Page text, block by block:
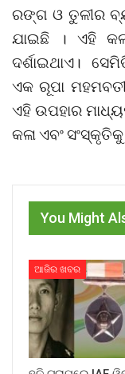
ରଙ୍ଗ ଓ ତୁଳୀର
ଯାଇଛି । ଏହି
ଦର୍ଶାଇଥାଏ।
ଏକ ରୂପା
ଏହି ଉପହାର
କଳା ଏବଂ
You Might
ଆଜିର ଖବର